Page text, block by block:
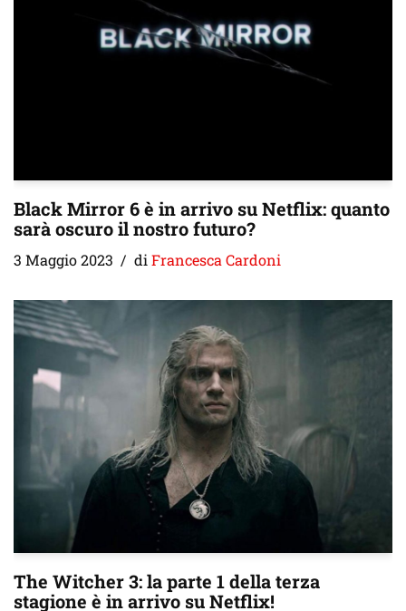
Black Mirror 6 è in arrivo su Netflix: quanto
sarà oscuro il nostro futuro?
3 Maggio 2023 di Francesca Cardoni
The Witcher 3: la parte 1 della terza
stagione è in arrivo su Netflix!